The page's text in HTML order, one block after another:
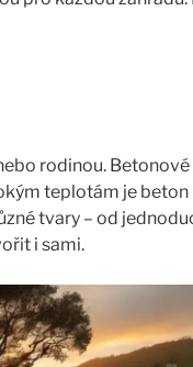
rodinou.
teplotám je
tvary – od
i sami.